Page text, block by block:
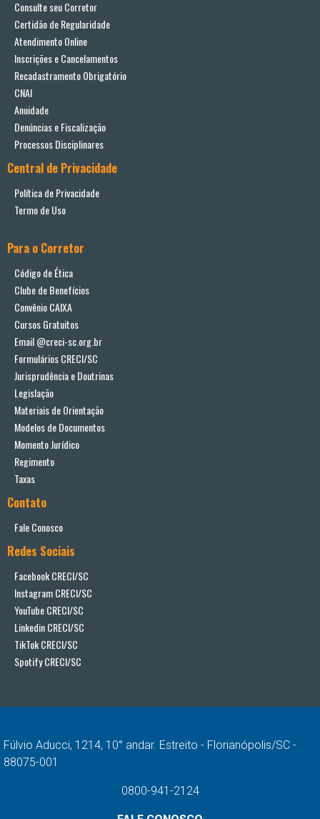
Consulte seu Corretor
Certidão de Regularidade
Atendimento Online
Inscrições e Cancelamentos
Recadastramento Obrigatório
CNAI
Anuidade
Denúncias e Fiscalização
Processos Disciplinares
Central de Privacidade
Política de Privacidade
Termo de Uso
Para o Corretor
Código de Ética
Clube de Benefícios
Convênio CAIXA
Cursos Gratuitos
Email @creci-sc.org.br
Formulários CRECI/SC
Jurisprudência e Doutrinas
Legislação
Materiais de Orientação
Modelos de Documentos
Momento Jurídico
Regimento
Taxas
Contato
Fale Conosco
Redes Sociais
Facebook CRECI/SC
Instagram CRECI/SC
YouTube CRECI/SC
Linkedin CRECI/SC
TikTok CRECI/SC
Spotify CRECI/SC
Fúlvio Aducci, 1214, 10° andar. Estreito - Florianópolis/SC -
88075-001
0800-941-2124